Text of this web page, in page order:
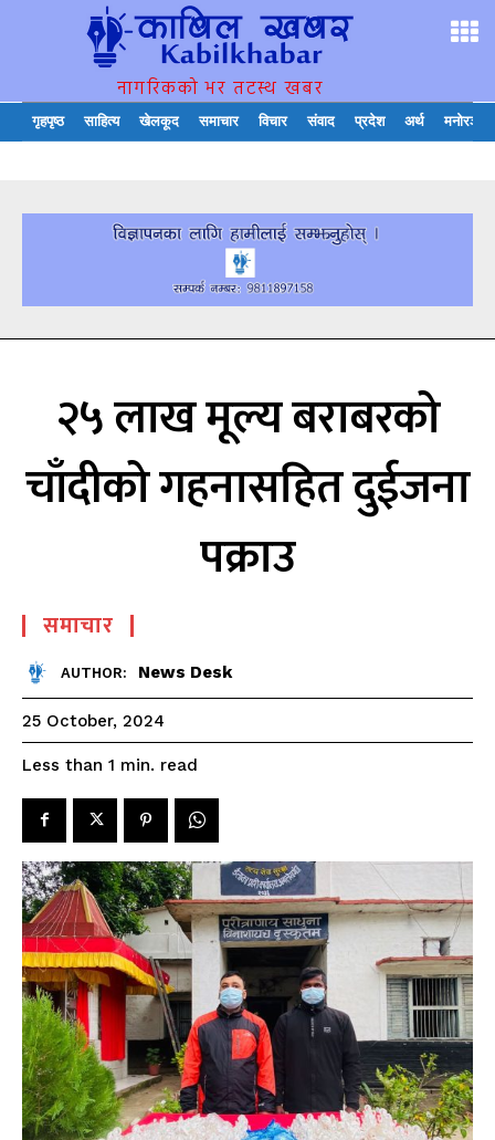
नागरिकको भर तटस्थ खबर
गृहपृष्ठ साहित्य खेलकूद समाचार विचार संवाद प्रदेश अर्थ मनोरञ्जन
२५ लाख मूल्य बराबरको
चाँदीको गहनासहित दुईजना
पक्राउ
समाचार
AUTHOR: News Desk
25 October, 2024
Less than 1 min. read